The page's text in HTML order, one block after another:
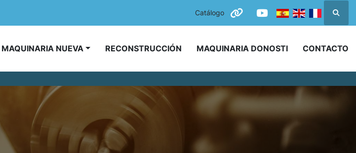
Catálogo
otheryoutube
MAQUINARIA NUEVA RECONSTRUCCIÓN MAQUINARIA DONOSTI CONTACTO